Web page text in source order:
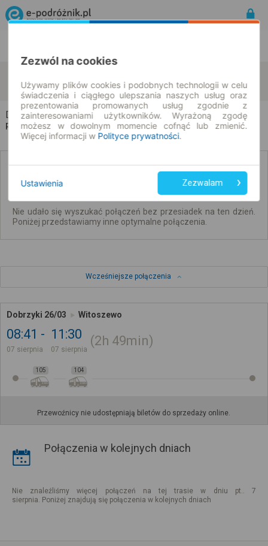
07.08.2026 | -- : --
zmień kryteria
Dobrzyki → Witoszewo
Rozkład jazdy i bilety
Brak połączeń bezpośrednich. Sprawdź
połączenia z przesiadkami.
Nie udało się wyszukać połączeń bez przesiadek na ten dzień.
Poniżej przedstawiamy inne optymalne połączenia.
Wcześniejsze połączenia
Dobrzyki 26/03 Witoszewo
08:41
07 sierpnia
11:30
07 sierpnia
2h 49min
105 104
Przewoźnicy nie udostępniają biletów do sprzedaży online.
Połączenia w kolejnych dniach
Nie znaleźliśmy więcej połączeń na tej trasie w dniu pt.. 7
sierpnia. Poniżej znajdują się połączenia w kolejnych dniach
Zezwól na cookies
Używamy plików cookies i podobnych technologii w celu
świadczenia i ciągłego ulepszania naszych usług oraz
prezentowania promowanych usług zgodnie z
zainteresowaniami użytkowników. Wyrażoną zgodę
możesz w dowolnym momencie cofnąć lub zmienić.
Więcej informacji w Polityce prywatności.
Ustawienia Zezwalam